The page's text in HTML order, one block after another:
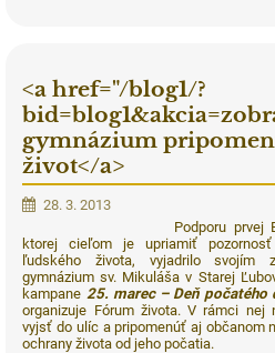
<a href="/blog1/?
gymnázium
život</a>
28. 3. 2013
Podporu prvej
ktorej cieľom je upriamiť
ľudského života, vyjadrilo svojím
gymnázium sv. Mikuláša v Starej
kampane 25. marec – Deň počatého
organizuje Fórum života. V rámci nej
vyjsť do ulíc a pripomenúť aj občanom
ochrany života od jeho počatia.